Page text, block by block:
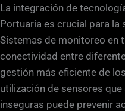
La integración de
Portuaria es crucial para la
Sistemas de monitoreo en
conectividad entre
gestión más eficiente de
utilización de sensores
inseguras puede prevenir